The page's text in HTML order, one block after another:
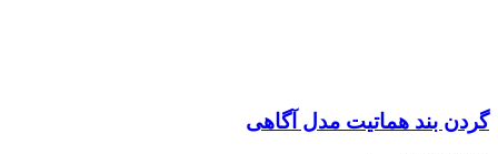
گردن بند هماتیت مدل آگاهی